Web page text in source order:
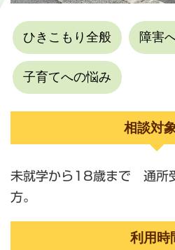
ひきこもり全般 障害
子育てへの悩み
相談対
未就学から18歳まで 通所
方。
利用時